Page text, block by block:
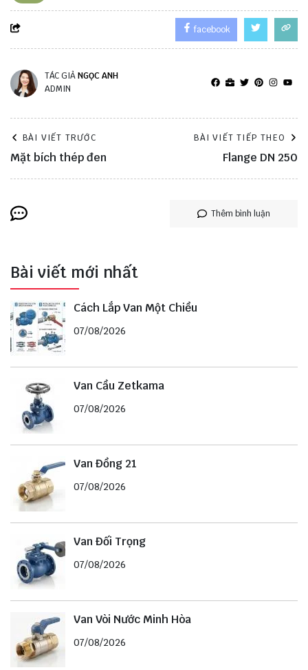
facebook
TÁC GIẢNGỌC ANH
ADMIN
BÀI VIẾT TRƯỚC
Mặt bích thép đen
BÀI VIẾT TIẾP THEO
Flange DN 250
Thêm bình luận
Bài viết mới nhất
Cách Lắp Van Một Chiều
07/08/2026
Van Cầu Zetkama
07/08/2026
Van Đồng 21
07/08/2026
Van Đối Trọng
07/08/2026
Van Vòi Nước Minh Hòa
07/08/2026